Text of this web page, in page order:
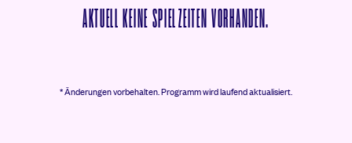
AKTUELL KEINE SPIELZEITEN VORHANDEN.
* Änderungen vorbehalten.Programm wird laufend aktualisiert.